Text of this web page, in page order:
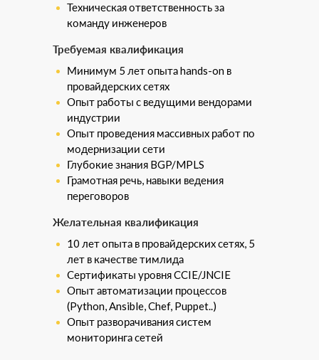
Техническая ответственность за
команду инженеров
Требуемая квалификация
Минимум 5 лет опыта hands-on в
провайдерских сетях
Опыт работы с ведущими вендорами
индустрии
Опыт проведения массивных работ по
модернизации сети
Глубокие знания BGP/MPLS
Грамотная речь, навыки ведения
переговоров
Желательная квалификация
10 лет опыта в провайдерских сетях, 5
лет в качестве тимлида
Сертификаты уровня CCIE/JNCIE
Опыт автоматизации процессов
(Python, Ansible, Chef, Puppet..)
Опыт разворачивания систем
мониторинга сетей